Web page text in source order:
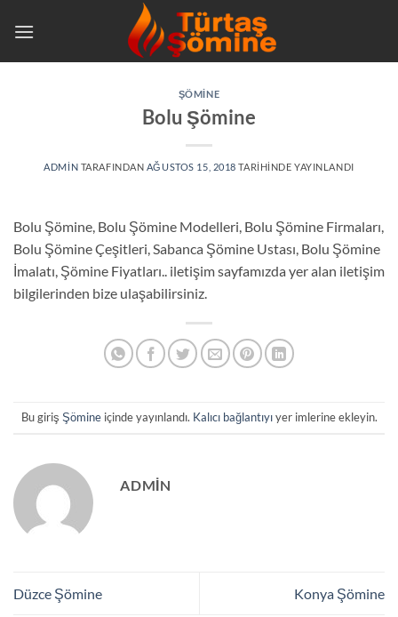
atla
ŞÖMINE
Bolu Şömine
ADMIN TARAFINDAN AĞUSTOS 15, 2018 TARIHINDE YAYINLANDI
Bolu Şömine, Bolu Şömine Modelleri, Bolu Şömine Firmaları,
Bolu Şömine Çeşitleri, Sabanca Şömine Ustası, Bolu Şömine
İmalatı, Şömine Fiyatları.. iletişim sayfamızda yer alan iletişim
bilgilerinden bize ulaşabilirsiniz.
Bu giriş Şömineiçinde yayınlandı. Kalıcı bağlantıyıyer imlerine ekleyin.
ADMIN
Düzce Şömine Konya Şömine